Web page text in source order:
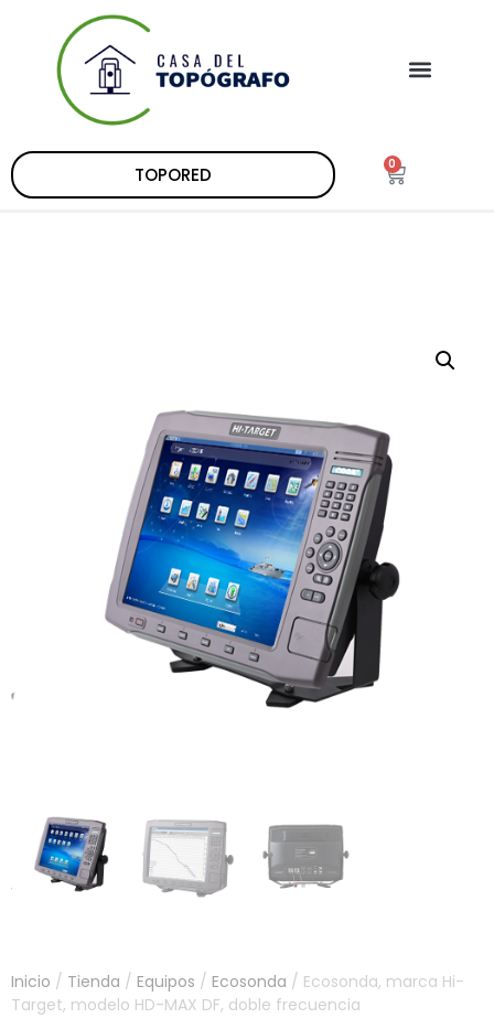
TOPORED 0
Inicio / Tienda / Equipos / Ecosonda / Ecosonda, marca Hi-
Target, modelo HD-MAX DF, doble frecuencia